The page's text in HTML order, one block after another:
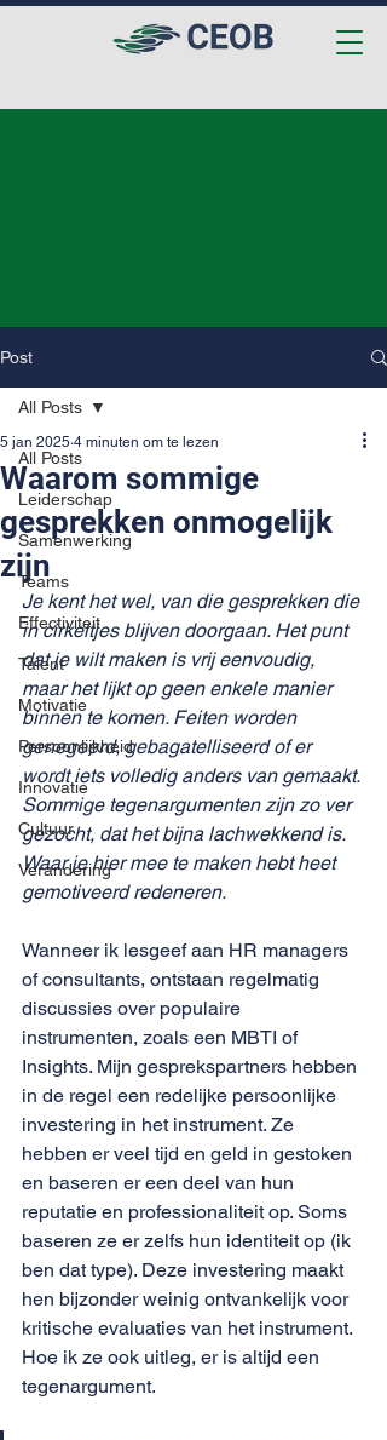
Post
All Posts
Leiderschap
Samenwerking
Teams
Effectiviteit
Talent
Motivatie
Persoonlijkheid
Innovatie
Cultuur
Verandering
All Posts
Waarom sommige
gesprekken onmogelijk
zijn
5 jan 2025 4 minuten om te lezen
Je kent het wel, van die gesprekken die
in cirkeltjes blijven doorgaan. Het punt
dat je wilt maken is vrij eenvoudig,
maar het lijkt op geen enkele manier
binnen te komen. Feiten worden
genegeerd, gebagatelliseerd of er
wordt iets volledig anders van gemaakt.
Sommige tegenargumenten zijn zo ver
gezocht, dat het bijna lachwekkend is.
Waar je hier mee te maken hebt heet
gemotiveerd redeneren.
Wanneer ik lesgeef aan HR managers
of consultants, ontstaan regelmatig
discussies over populaire
instrumenten, zoals een MBTI of
Insights. Mijn gesprekspartners hebben
in de regel een redelijke persoonlijke
investering in het instrument. Ze
hebben er veel tijd en geld in gestoken
en baseren er een deel van hun
reputatie en professionaliteit op. Soms
baseren ze er zelfs hun identiteit op (ik
ben dat type). Deze investering maakt
hen bijzonder weinig ontvankelijk voor
kritische evaluaties van het instrument.
Hoe ik ze ook uitleg, er is altijd een
tegenargument.